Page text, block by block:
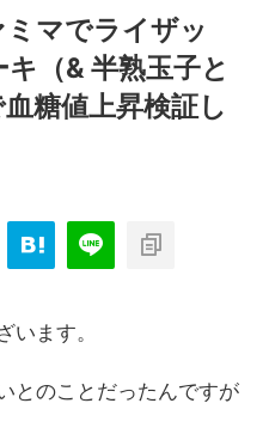
ミマでライザッ
（& 半熟玉子と
糖値上昇検証し
ます。
とのことだったんですが